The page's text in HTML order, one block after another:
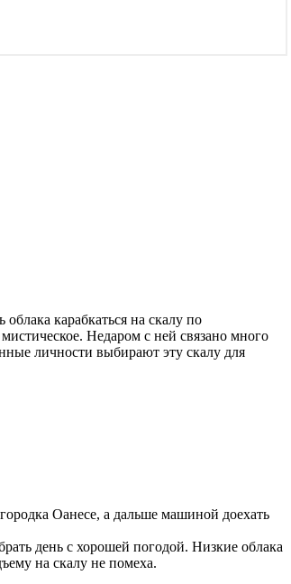
карабкаться на скалу по
Недаром с ней связано много
личности выбирают эту скалу для
Оанесе, а дальше машиной доехать
день с хорошей погодой. Низкие облака
на скалу не помеха.